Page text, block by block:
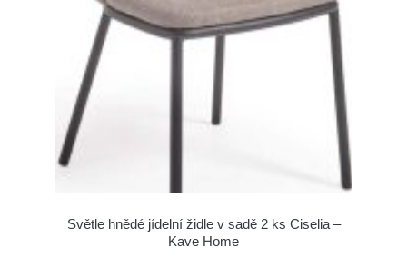
Světle hnědé jídelní židle v sadě 2 ks Ciselia –
Kave Home